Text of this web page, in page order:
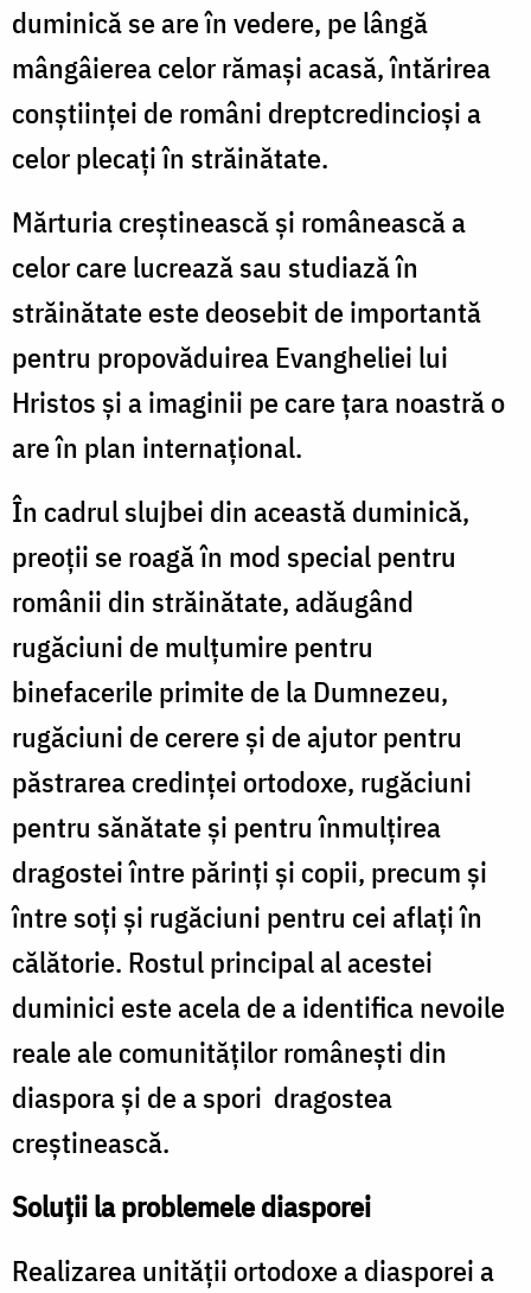
duminică se are în vedere, pe lângă
mângâierea celor rămaşi acasă, întărirea
conştiinţei de români dreptcredincioşi a
celor plecaţi în străinătate.
Mărturia creştinească şi românească a
celor care lucrează sau studiază în
străinătate este deosebit de importantă
pentru propovăduirea Evangheliei lui
Hristos şi a imaginii pe care ţara noastră o
are în plan internaţional.
În cadrul slujbei din această duminică,
preoţii se roagă în mod special pentru
românii din străinătate, adăugând
rugăciuni de mulţumire pentru
binefacerile primite de la Dumnezeu,
rugăciuni de cerere şi de ajutor pentru
păstrarea credinţei ortodoxe, rugăciuni
pentru sănătate şi pentru înmulţirea
dragostei între părinţi şi copii, precum şi
între soţi şi rugăciuni pentru cei aflaţi în
călătorie. Rostul principal al acestei
duminici este acela de a identifica nevoile
reale ale comunităţilor româneşti din
diaspora şi de a spori dragostea
creştinească.
Soluţii la problemele diasporei
Realizarea unităţii ortodoxe a diasporei a